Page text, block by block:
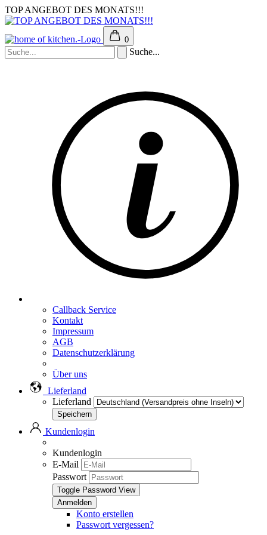
TOP ANGEBOT DES MONATS!!!
0
Suche...
Callback Service
Kontakt
Impressum
AGB
Datenschutzerklärung
Über uns
Lieferland
Lieferland
Kundenlogin
Kundenlogin
E-Mail
Passwort
Toggle Password View
Konto erstellen
Passwort vergessen?